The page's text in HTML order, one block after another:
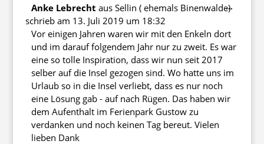
Anke Lebrecht aus Sellin ( ehemals Binenwalde)
schrieb am 13. Juli 2019 um 18:32
Vor einigen Jahren waren wir mit den Enkeln dort
und im darauf folgendem Jahr nur zu zweit. Es war
eine so tolle Inspiration, dass wir nun seit 2017
selber auf die Insel gezogen sind. Wo hatte uns im
Urlaub so in die Insel verliebt, dass es nur noch
eine Lösung gab - auf nach Rügen. Das haben wir
dem Aufenthalt im Ferienpark Gustow zu
verdanken und noch keinen Tag bereut. Vielen
lieben Dank
...